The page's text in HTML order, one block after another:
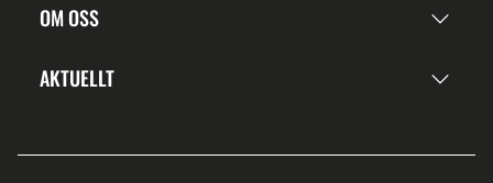
OM OSS
AKTUELLT